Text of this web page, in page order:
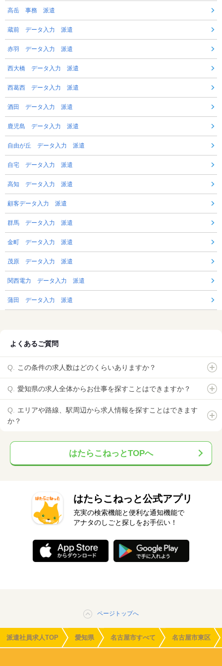
高岳 事務 派遣
蔵前 データ入力 派遣
赤羽 データ入力 派遣
西大橋 データ入力 派遣
西葛西 データ入力 派遣
酒田 データ入力 派遣
鹿児島 データ入力 派遣
自由が丘 データ入力 派遣
自宅 データ入力 派遣
高知 データ入力 派遣
顧客データ入力 派遣
群馬 データ入力 派遣
金町 データ入力 派遣
茂原 データ入力 派遣
関西電力 データ入力 派遣
蒲田 データ入力 派遣
よくあるご質問
この条件の求人数はどのくらいありますか？
愛知県の求人全体からお仕事を探すことはできますか？
エリアや路線、駅周辺から求人情報を探すことはできます
か？
はたらこねっとTOPへ
はたらこねっと公式アプリ
充実の検索機能と便利な通知機能で
アナタのしごと探しをお手伝い！
ページトップへ
派遣社員求人TOP 愛知県 名古屋市すべて 名古屋市東区